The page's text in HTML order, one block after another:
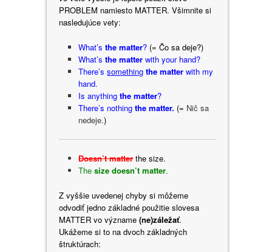
PROBLEM namiesto MATTER. Všimnite si
nasledujúce vety:
What’sthe matter? (= Čo sa deje?)
What’s the matterwith your hand?
There’ssomething the matterwith my
hand.
Is anythingthe matter?
There’s nothingthe matter. (= Nič sa
nedeje.)
Doesn’t matterthe size.
Thesize doesn’t matter.
Z vyššie uvedenej chyby si môžeme
odvodiť jedno základné použitie slovesa
MATTER vo význame (ne)záležať.
Ukážeme si to na dvoch základných
štruktúrach: